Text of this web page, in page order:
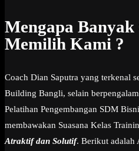
Mengapa
Memilih Kami ?
Coach Dian Saputra yang terkenal
Building Bangli, selain
Pelatihan Pengembangan SDM
membawakan Suasana Kelas
Atraktif dan Solutif. Berikut adalah